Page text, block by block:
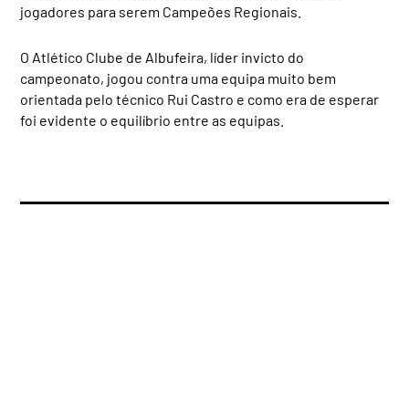
jogadores para serem Campeões Regionais.
O Atlético Clube de Albufeira, líder invicto do
campeonato, jogou contra uma equipa muito bem
orientada pelo técnico Rui Castro e como era de esperar
foi evidente o equilíbrio entre as equipas.